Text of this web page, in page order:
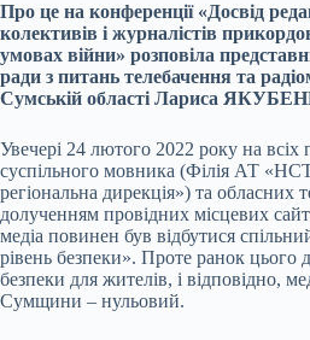
Про це на конференції «Досвід
колективів і журналістів
умовах війни» розповіла
ради з питань телебачення та
Сумській області Лариса
Увечері 24 лютого 2022 року на всіх
суспільного мовника (Філія АТ
регіональна дирекція») та обласних
долученням провідних місцевих
медіа повинен був відбутися
рівень безпеки». Проте ранок цього
безпеки для жителів, і відповідно,
Сумщини – нульовий.